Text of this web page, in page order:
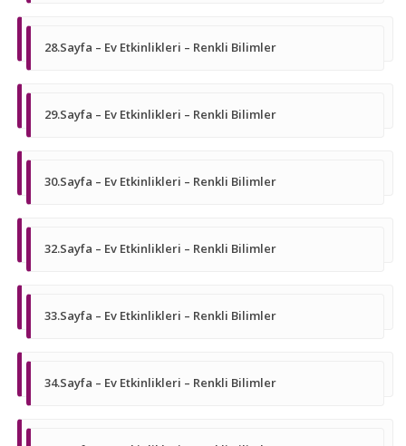
28.Sayfa – Ev Etkinlikleri – Renkli Bilimler
29.Sayfa – Ev Etkinlikleri – Renkli Bilimler
30.Sayfa – Ev Etkinlikleri – Renkli Bilimler
32.Sayfa – Ev Etkinlikleri – Renkli Bilimler
33.Sayfa – Ev Etkinlikleri – Renkli Bilimler
34.Sayfa – Ev Etkinlikleri – Renkli Bilimler